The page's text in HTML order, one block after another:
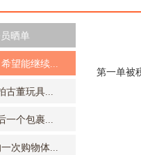
晒单
望能继续...
古董玩具...
一个包裹...
次购物体...
第一单被